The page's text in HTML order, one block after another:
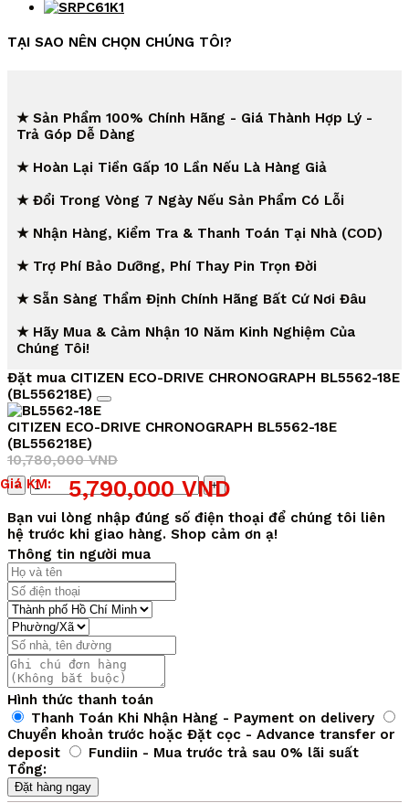
TẠI SAO NÊN CHỌN CHÚNG TÔI?
★ Sản Phẩm 100% Chính Hãng - Giá Thành Hợp Lý -
Trả Góp Dễ Dàng
★ Hoàn Lại Tiền Gấp 10 Lần Nếu Là Hàng Giả
★ Đổi Trong Vòng 7 Ngày Nếu Sản Phẩm Có Lỗi
★ Nhận Hàng, Kiểm Tra & Thanh Toán Tại Nhà (COD)
★ Trợ Phí Bảo Dưỡng, Phí Thay Pin Trọn Đời
★ Sẵn Sàng Thẩm Định Chính Hãng Bất Cứ Nơi Đâu
★ Hãy Mua & Cảm Nhận 10 Năm Kinh Nghiệm Của
Chúng Tôi!
Đặt mua CITIZEN ECO-DRIVE CHRONOGRAPH BL5562-18E
(BL556218E)
CITIZEN ECO-DRIVE CHRONOGRAPH BL5562-18E
(BL556218E)
10,780,000VND
Giá
gốc
là:
10,780,000 VND.
5,790,000VND
Giá
hiện
tại
là:
5,790,000 VND.
Giá KM:
Số
lượng
Bạn vui lòng nhập đúng số điện thoại để chúng tôi liên
hệ trước khi giao hàng. Shop cảm ơn ạ!
Thông tin người mua
Hình thức thanh toán
Thanh Toán Khi Nhận Hàng - Payment on delivery
Chuyển khoản trước hoặc Đặt cọc - Advance transfer or
deposit
Fundiin - Mua trước trả sau 0% lãi suất
Tổng:
Đặt hàng ngay